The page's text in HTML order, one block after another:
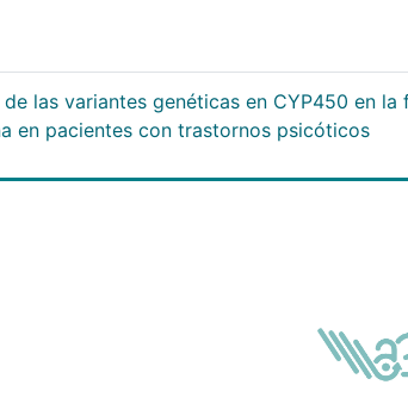
las variantes genéticas en CYP450 en
en pacientes con trastornos psicóticos